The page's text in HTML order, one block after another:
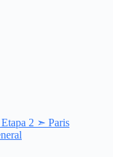
2 ➣ Paris